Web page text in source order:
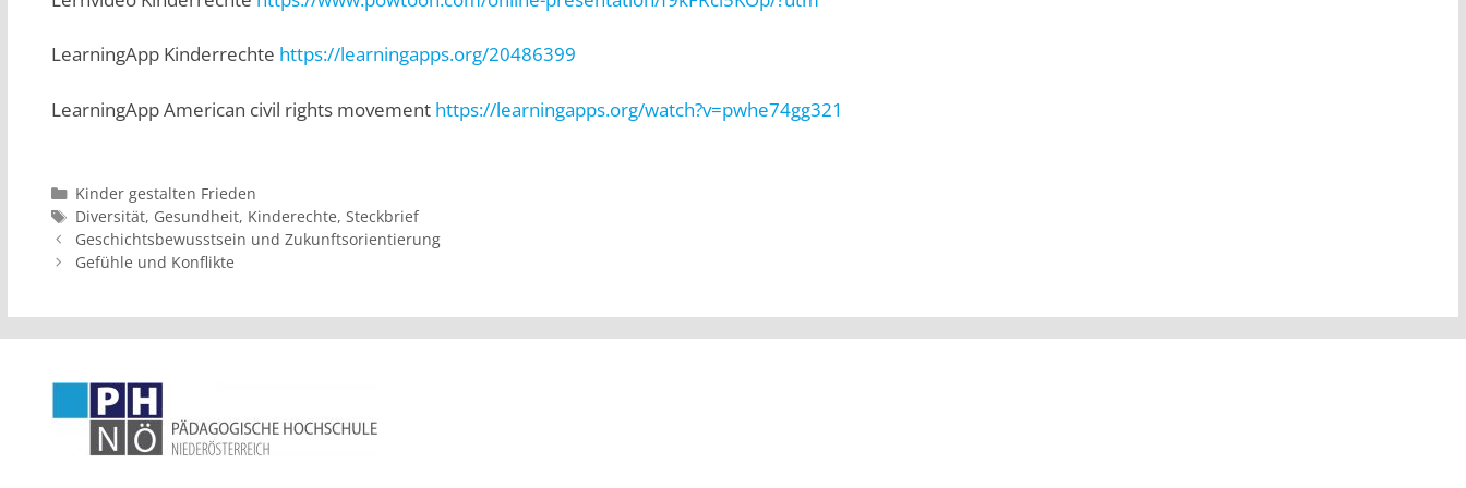
LearningApp Kinderrechte https://learningapps.org/20486399
LearningApp American civil rights movement https://learningapps.org/watch?v=pwhe74gg321
Kinder gestalten Frieden
Diversität, Gesundheit, Kinderechte, Steckbrief
Geschichtsbewusstsein und Zukunftsorientierung
Gefühle und Konflikte